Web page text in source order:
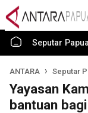
Seputar
ANTARA Seputar
Yayasan
bantuan